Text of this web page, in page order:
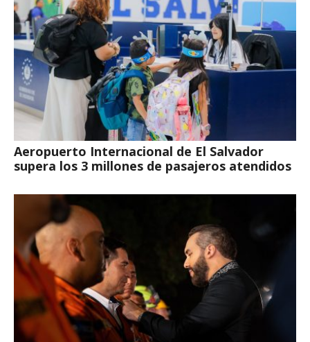
Aeropuerto Internacional de El Salvador
supera los 3 millones de pasajeros atendidos